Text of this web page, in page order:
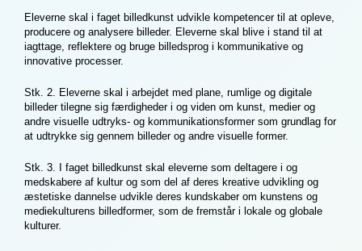
Eleverne skal i faget billedkunst udvikle kompetencer til at opleve,
producere og analysere billeder. Eleverne skal blive i stand til at
iagttage, reflektere og bruge billedsprog i kommunikative og
innovative processer.
Stk. 2. Eleverne skal i arbejdet med plane, rumlige og digitale
billeder tilegne sig færdigheder i og viden om kunst, medier og
andre visuelle udtryks- og kommunikationsformer som grundlag for
at udtrykke sig gennem billeder og andre visuelle former.
Stk. 3. I faget billedkunst skal eleverne som deltagere i og
medskabere af kultur og som del af deres kreative udvikling og
æstetiske dannelse udvikle deres kundskaber om kunstens og
mediekulturens billedformer, som de fremstår i lokale og globale
kulturer.